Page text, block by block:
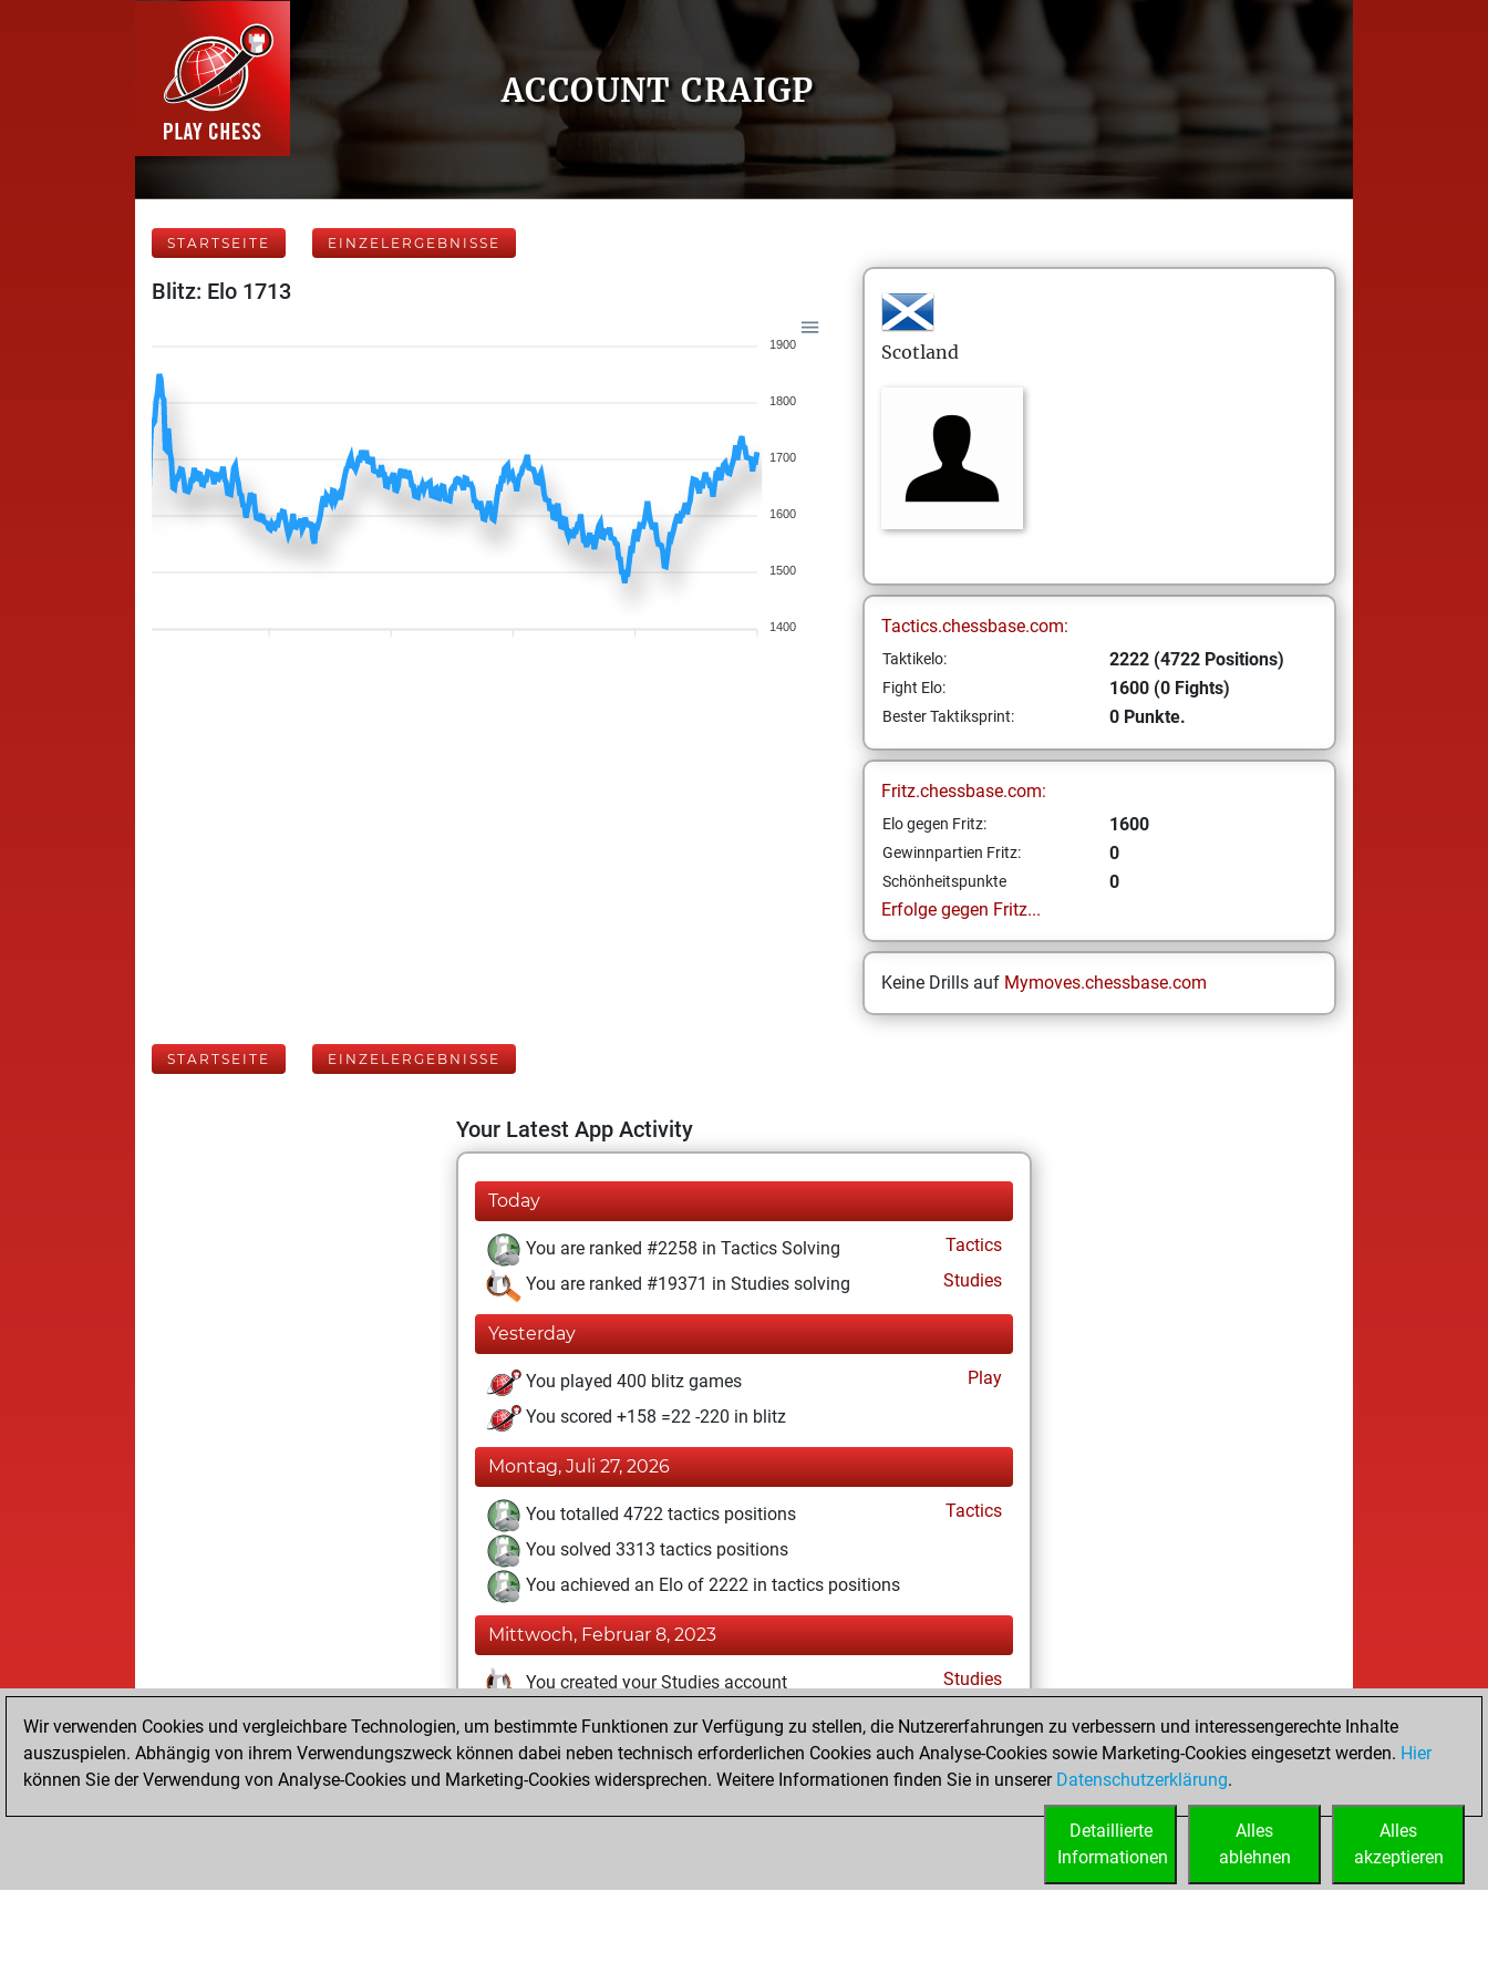
ACCOUNT CRAIGP
STARTSEITE EINZELERGEBNISSE
Blitz: Elo 1713
1900
1800
1700
1600
1500
1400
Scotland
Tactics.chessbase.com:
Taktikelo: 2222 (4722 Positions)
Fight Elo: 1600 (0 Fights)
Bester Taktiksprint: 0 Punkte.
Fritz.chessbase.com:
Elo gegen Fritz: 1600
Gewinnpartien Fritz: 0
Schönheitspunkte
0
Erfolge gegen Fritz...
Keine Drills auf Mymoves.chessbase.com
STARTSEITE EINZELERGEBNISSE
Your Latest App Activity
Today
You are ranked #2258 in Tactics Solving
Tactics
You are ranked #19371 in Studies solving
Studies
Yesterday
You played 400 blitz games
Play
You scored +158 =22 -220 in blitz
Montag, Juli 27, 2026
You totalled 4722 tactics positions
Tactics
You solved 3313 tactics positions
You achieved an Elo of 2222 in tactics positions
Mittwoch, Februar 8, 2023
You created your Studies account Studies
Freitag, März 26, 2021
You created your Fritz account Fritz
Wir verwenden Cookies und vergleichbare Technologien, um bestimmte Funktionen zur Verfügung zu stellen, die Nutzererfahrungen zu verbessern und interessengerechte Inhalte
auszuspielen. Abhängig von ihrem Verwendungszweck können dabei neben technisch erforderlichen Cookies auch Analyse-Cookies sowie Marketing-Cookies eingesetzt werden. Hier
können Sie der Verwendung von Analyse-Cookies und Marketing-Cookies widersprechen. Weitere Informationen finden Sie in unserer Datenschutzerklärung.
Alles
akzeptieren
Alles
ablehnen
Detaillierte
Informationen